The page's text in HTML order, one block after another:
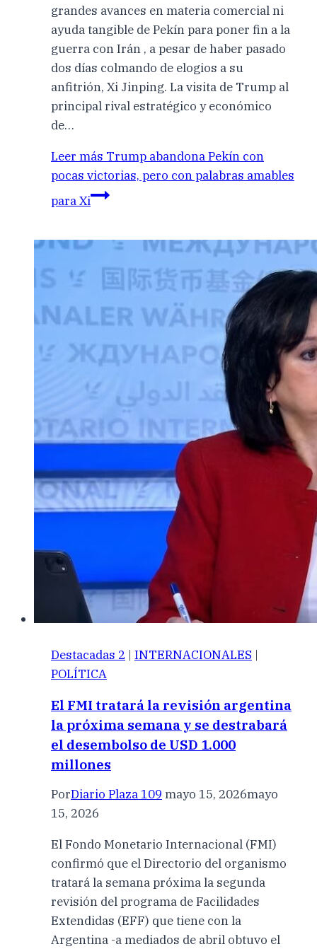
grandes avances en materia comercial ni
ayuda tangible de Pekín para poner fin a la
guerra con Irán , a pesar de haber pasado
dos días colmando de elogios a su
anfitrión, Xi Jinping. La visita de Trump al
principal rival estratégico y económico
de…
Leer más Trump abandona Pekín con
pocas victorias, pero con palabras amables
para Xi
Destacadas 2 | INTERNACIONALES |
POLÍTICA
El FMI tratará la revisión argentina
la próxima semana y se destrabará
el desembolso de USD 1.000
millones
PorDiario Plaza 109 mayo 15, 2026mayo
15, 2026
El Fondo Monetario Internacional (FMI)
confirmó que el Directorio del organismo
tratará la semana próxima la segunda
revisión del programa de Facilidades
Extendidas (EFF) que tiene con la
Argentina -a mediados de abril obtuvo el